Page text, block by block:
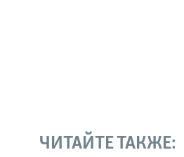
ЧИТАЙТЕ ТАКЖЕ: